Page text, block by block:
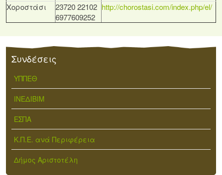
Χοροστάσι
23720 22102
6977609252
http://chorostasi.com/index.php/el/
Συνδέσεις
ΥΠΠΕΘ
ΙΝΕΔΙΒΙΜ
ΕΣΠΑ
Κ.Π.Ε. ανά Περιφέρεια
Δήμος Αριστοτέλη